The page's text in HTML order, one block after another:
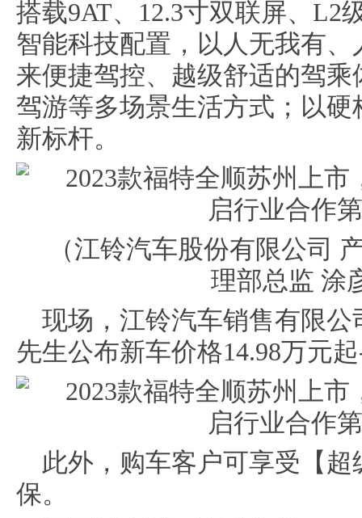
搭载9AT、12.3寸双联屏、L2
智能科技配置，以人无我有
来便捷驾控、越级舒适的驾
驾游等多场景生活方式；以
新标杆。
（江铃汽车股份有限公司
理部总监 涂
现场，江铃汽车销售有限
先生公布新车价格14.98万元
此外，购车客户可享受【
保。